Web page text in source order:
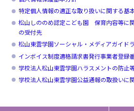
特定個人情報の適正な取り扱いに関する基
松山しののめ認定こども園 保育内容等に
の受付先
松山東雲学園ソーシャル・メディアガイド
インボイス制度適格請求書発行事業者登録
学校法人松山東雲学園ハラスメントの防止
学校法人松山東雲学園公益通報の取扱いに